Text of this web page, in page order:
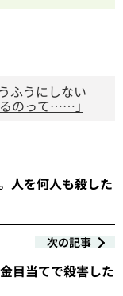
ふうにしない
のって……」
人を何人も殺した
次の記事
目当てで殺害した